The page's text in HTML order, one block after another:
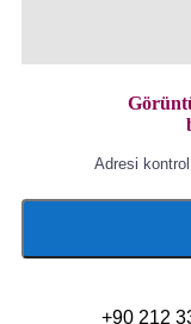
Adresi
+90 212